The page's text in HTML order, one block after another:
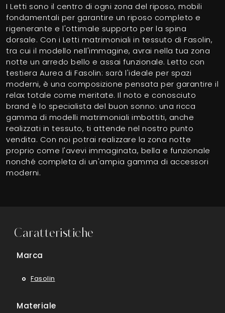
I Letti sono il centro di ogni zona del riposo, mobili
fondamentali per garantire un riposo completo e
rigenerante e l'ottimale supporto per la spina
dorsale. Con i Letti matrimoniali in tessuto di Fasolin,
tra cui il modello nell'immagine, avrai nella tua zona
notte un arredo bello e assai funzionale. Letto con
testiera Aurea di Fasolin: sarà l'ideale per spazi
moderni, è una composizione pensata per garantire il
relax totale come meritate. Il noto e conosciuto
brand è lo specialista del buon sonno: una ricca
gamma di modelli matrimoniali imbottiti, anche
realizzati in tessuto, ti attende nel nostro punto
vendita. Con noi potrai realizzare la zona notte
proprio come l'avevi immaginata, bella e funzionale
nonché completa di un'ampia gamma di accessori
moderni.
Caratteristiche
Marca
Fasolin
Materiale